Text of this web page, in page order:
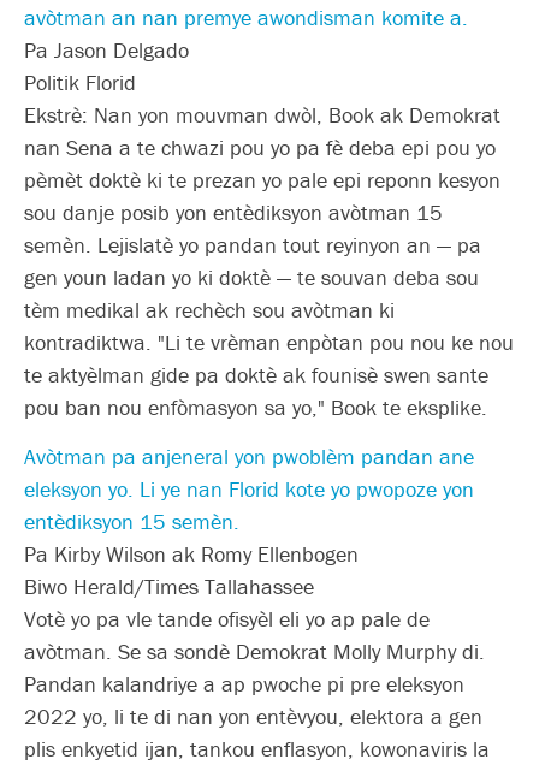
avòtman an nan premye awondisman komite a.
Pa Jason Delgado
Politik Florid
Ekstrè: Nan yon mouvman dwòl, Book ak Demokrat
nan Sena a te chwazi pou yo pa fè deba epi pou yo
pèmèt doktè ki te prezan yo pale epi reponn kesyon
sou danje posib yon entèdiksyon avòtman 15
semèn. Lejislatè yo pandan tout reyinyon an — pa
gen youn ladan yo ki doktè — te souvan deba sou
tèm medikal ak rechèch sou avòtman ki
kontradiktwa. "Li te vrèman enpòtan pou nou ke nou
te aktyèlman gide pa doktè ak founisè swen sante
pou ban nou enfòmasyon sa yo," Book te eksplike.
Avòtman pa anjeneral yon pwoblèm pandan ane
eleksyon yo. Li ye nan Florid kote yo pwopoze yon
entèdiksyon 15 semèn.
Pa Kirby Wilson ak Romy Ellenbogen
Biwo Herald/Times Tallahassee
Votè yo pa vle tande ofisyèl eli yo ap pale de
avòtman. Se sa sondè Demokrat Molly Murphy di.
Pandan kalandriye a ap pwoche pi pre eleksyon
2022 yo, li te di nan yon entèvyou, elektora a gen
plis enkyetid ijan, tankou enflasyon, kowonaviris la